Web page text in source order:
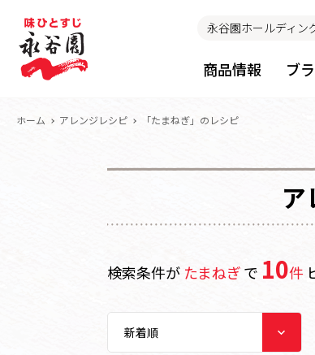
永谷園ホールディン
商品情報 ブ
ホーム アレンジレシピ 「たまねぎ」のレシピ
検索条件が たまねぎで 10件